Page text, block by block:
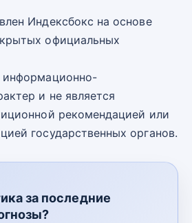
Индексбокс на основе
официальных
информационно-
и не является
рекомендацией или
государственных органов.
за последние